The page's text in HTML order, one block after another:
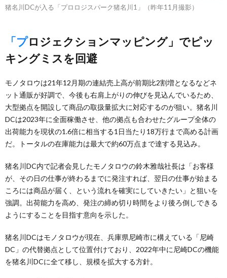
猪名川DCが入る「プロロジスパーク猪名川1」（昨年11月撮影）
「プロジェクションマッピング」でピッ
キングミスを回避
モノタロウは21年12月期の連結売上高が前期比2割増となるなどネ
ット通販が好調で、今後も右肩上がりの伸びを見込んでいるため、
大型拠点を開設して商品の取扱量拡大に対応するのが狙い。猪名川
DCは2023年に全面稼働させ、他の拠点も合わせたグループ全体の
出荷能力を現状の1.6倍に相当する1日当たり18万行まで高める計画
だ。トータルの在庫能力は最大で約60万点まで達する見込み。
猪名川DC内で記者会見したモノタロウの鈴木雅哉社長は「お客様
が、その日の仕事が終わるまでに発注すれば、翌日の仕事が始まる
ころには商品が届く、という流れを確実にしていきたい」と狙いを
強調。出荷能力を高め、発注の締め切り時間をより後ろ倒しできる
ようにすることを目指す意向を示した。
猪名川DCはモノタロウが現在、兵庫県尼崎市に構えている「尼崎
DC」の代替拠点として位置付けており、2022年中に尼崎DCの機能
を猪名川DCに全て移し、規模を拡大する方針。